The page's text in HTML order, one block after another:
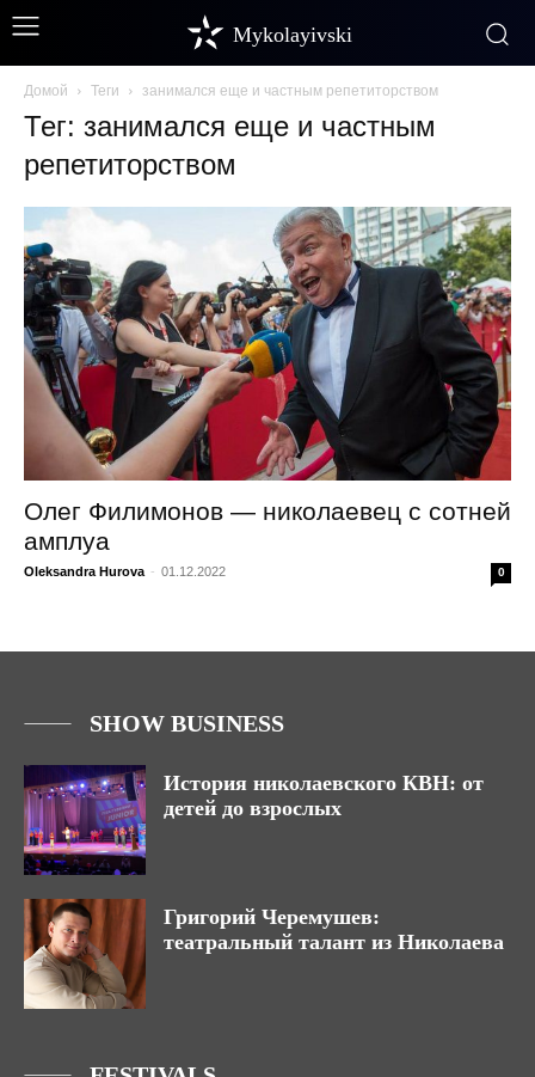
Mykolayivski
Домой Теги занимался еще и частным репетиторством
Тег: занимался еще и частным
репетиторством
Олег Филимонов — николаевец с сотней
амплуа
Oleksandra Hurova - 01.12.2022 0
SHOW BUSINESS
История николаевского КВН: от
детей до взрослых
Григорий Черемушев:
театральный талант из Николаева